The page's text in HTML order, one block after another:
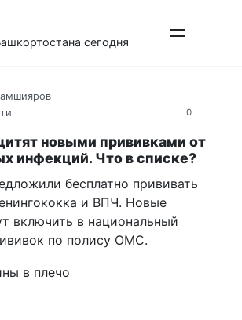
сегодня
0
новыми прививками от
инфекций. Что в списке?
бесплатно прививать
и ВПЧ. Новые
включить в национальный
по полису ОМС.